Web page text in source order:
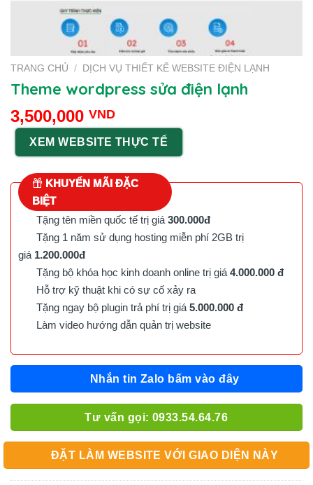
TRANG CHỦ / DỊCH VỤ THIẾT KẾ WEBSITE ĐIỆN LẠNH
Theme wordpress sửa điện lạnh
3,500,000 VND
XEM WEBSITE THỰC TẾ
KHUYẾN MÃI ĐẶC
BIỆT
Tặng tên miền quốc tế trị giá 300.000đ
Tặng 1 năm sử dụng hosting miễn phí 2GB trị
giá 1.200.000đ
Tặng bộ khóa học kinh doanh online trị giá 4.000.000 đ
Hỗ trợ kỹ thuật khi có sự cố xảy ra
Tặng ngay bộ plugin trả phí trị giá 5.000.000 đ
Làm video hướng dẫn quản trị website
Nhắn tin Zalo bấm vào đây
Tư vấn gọi: 0933.54.64.76
ĐẶT LÀM WEBSITE VỚI GIAO DIỆN NÀY